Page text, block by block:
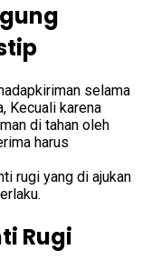
selama
Kecuali karena
di tahan oleh
harus
rugi yang di ajukan
Rugi